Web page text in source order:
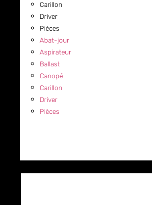
Carillon
Driver
Pièces
Abat-jour
Aspirateur
Ballast
Canopé
Carillon
Driver
Pièces